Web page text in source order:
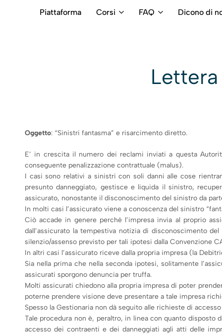
Piattaforma Corsi FAQ Dicono di
Oggetto: “Sinistri fantasma” e risarcimento diretto.
E’ in crescita il numero dei reclami inviati a questa
conseguente penalizzazione contrattuale (malus).
I casi sono relativi a sinistri con soli danni alle cose
presunto danneggiato, gestisce e liquida il sinistro,
assicurato, nonostante il disconoscimento del sinistro da
In molti casi l’assicurato viene a conoscenza del sinistro
Ciò accade in genere perché l’impresa invia al proprio
dall’assicurato la tempestiva notizia di disconoscimento
silenzio/assenso previsto per tali ipotesi dalla Convenzione
In altri casi l’assicurato riceve dalla propria impresa (la
Sia nella prima che nella seconda ipotesi, solitamente
assicurati sporgono denuncia per truffa.
Molti assicurati chiedono alla propria impresa di poter
poterne prendere visione deve presentare a tale impresa
Spesso la Gestionaria non dà seguito alle richieste di
Tale procedura non è, peraltro, in linea con quanto disposto
accesso dei contraenti e dei danneggiati agli atti delle